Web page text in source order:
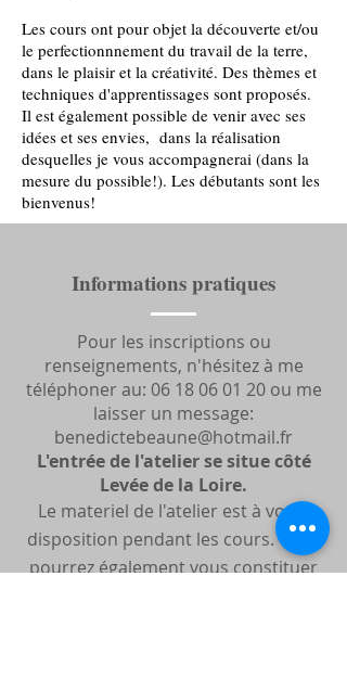
Les cours ont pour objet la découverte et/ou
le perfectionnnement du travail de la terre,
dans le plaisir et la créativité. Des thèmes et
techniques d'apprentissages sont proposés.
Il est également possible de venir avec ses
idées et ses envies, dans la réalisation
desquelles je vous accompagnerai (dans la
mesure du possible!). Les débutants sont les
bienvenus!
Informations pratiques
Pour les inscriptions ou
renseignements, n'hésitez à me
téléphoner au: 06 18 06 01 20ou me
laisser un message:
benedictebeaune@hotmail.fr
L'entrée de l'atelier se situe côté
Levée de la Loire.
Le materiel de l'atelier est à votre
disposition pendant les cours. Vous
pourrez également vous constituer